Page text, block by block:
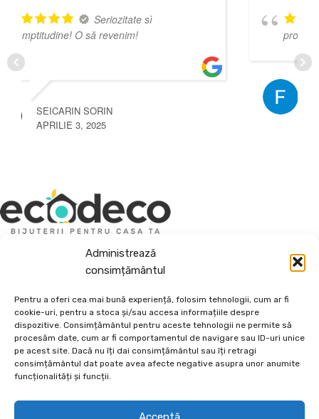
Administrează
consimțământul
Pentru a oferi cea mai bună experiență, folosim tehnologii, cum ar fi
cookie-uri, pentru a stoca și/sau accesa informațiile despre
dispozitive. Consimțământul pentru aceste tehnologii ne permite să
procesăm date, cum ar fi comportamentul de navigare sau ID-uri unice
pe acest site. Dacă nu îți dai consimțământul sau îți retragi
consimțământul dat poate avea afecte negative asupra unor anumite
funcționalități și funcții.
Foarte incantat de
Depozit En-Gross și En-Detail
Piatră Decorativă și Plante Ornamentale
Preturi accesibile, calitate si diversitate.
DE 70, vis-a-vis de Termo Ișalnița, Craiova, Dolj, Romania
+40760973126
contact@ecodeco.ro